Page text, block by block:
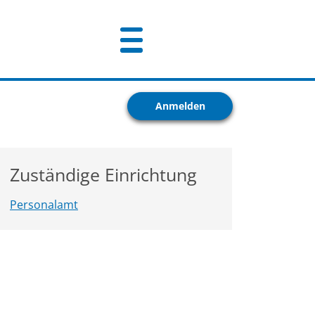
Anmelden
Zuständige Einrichtung
Personalamt